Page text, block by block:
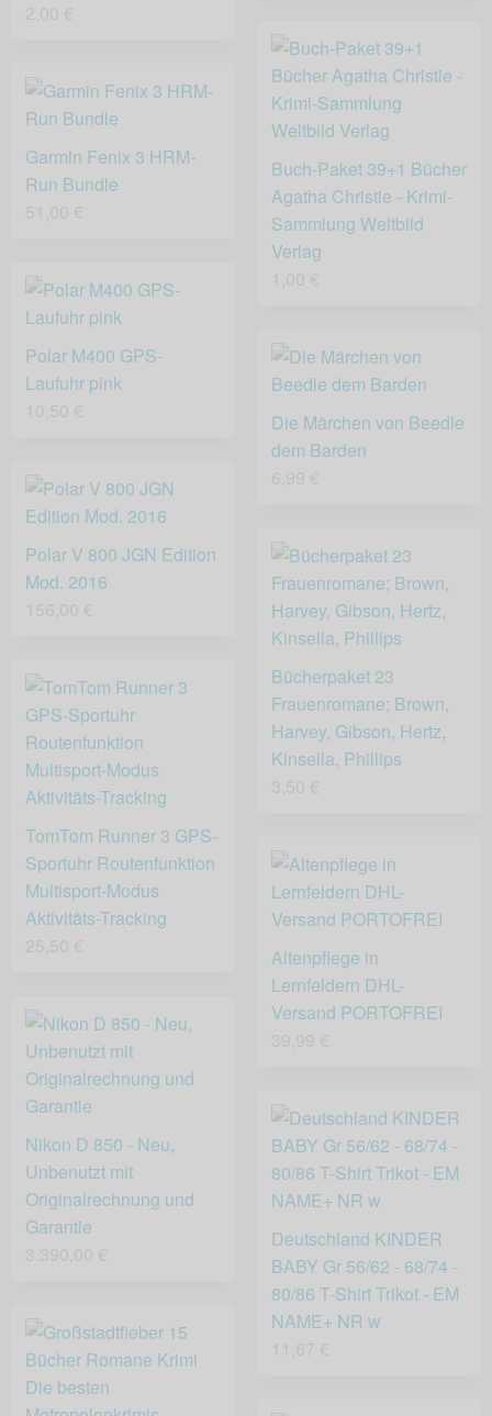
Buch-Paket 39+1 Bücher
Agatha Christie - Krimi-
Sammlung Weltbild
Verlag
Garmin Fenix 3 HRM-
Run Bundle
Polar M400 GPS-
Laufuhr pink
Die Märchen von Beedle
dem Barden
Polar V 800 JGN Edition
Mod. 2016
Bücherpaket 23
Frauenromane; Brown,
Harvey, Gibson, Hertz,
Kinsella, Phillips
TomTom Runner 3 GPS-
Sportuhr Routenfunktion
Multisport-Modus
Aktivitäts-Tracking
Altenpflege in
Lernfeldern DHL-
Versand PORTOFREI
Nikon D 850 - Neu,
Unbenutzt mit
Originalrechnung und
Garantie
Deutschland KINDER
BABY Gr 56/62 - 68/74 -
80/86 T-Shirt Trikot - EM
NAME+ NR w